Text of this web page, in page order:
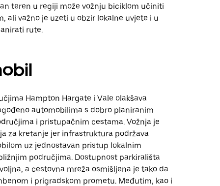
teren u regiji može vožnju biciklom učiniti
ali važno je uzeti u obzir lokalne uvjete i u
rute.
Hampton Hargate i Vale olakšava
automobilima s dobro planiranim
i pristupačnim cestama. Vožnja je
za kretanje jer infrastruktura podržava
uz jednostavan pristup lokalnim
područjima. Dostupnost parkirališta
a cestovna mreža osmišljena je tako da
i prigradskom prometu. Međutim, kao i